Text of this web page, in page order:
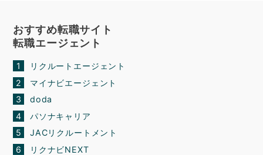
おすすめ転職サイト
転職エージェント
リクルートエージェント
マイナビエージェント
doda
パソナキャリア
JACリクルートメント
リクナビNEXT